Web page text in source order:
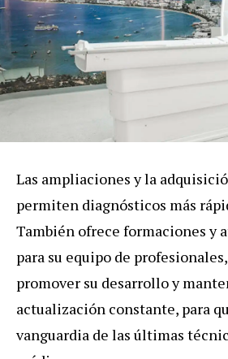
Las ampliaciones y la
permiten diagnósticos más
También ofrece formaciones y
para su equipo de
promover su desarrollo y
actualización constante, para
vanguardia de las últimas